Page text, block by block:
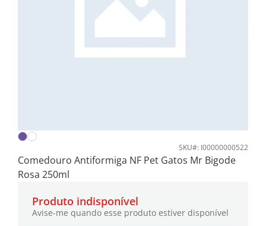
SKU#: I00000000522
Comedouro Antiformiga NF Pet Gatos Mr Bigode
Rosa 250ml
Produto indisponível
Avise-me quando esse produto estiver disponível